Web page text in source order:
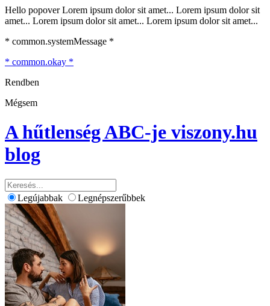
Hello popover Lorem ipsum dolor sit amet... Lorem ipsum dolor sit
amet... Lorem ipsum dolor sit amet... Lorem ipsum dolor sit amet...
* common.systemMessage *
* common.okay *
Rendben
Mégsem
A hűtlenség ABC-je viszony.hu
blog
Legújabbak Legnépszerűbbek